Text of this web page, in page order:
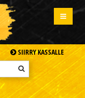
SIIRRY KASSALLE